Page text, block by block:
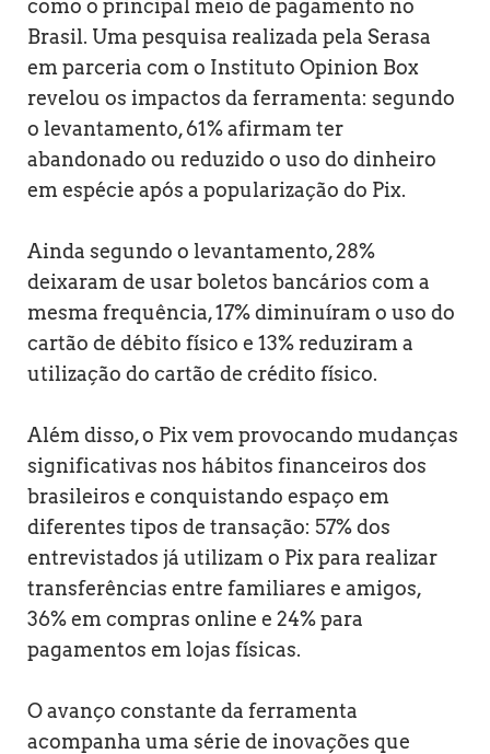
como o principal meio de pagamento no
Brasil. Uma pesquisa realizada pela Serasa
em parceria com o Instituto Opinion Box
revelou os impactos da ferramenta: segundo
o levantamento, 61% afirmam ter
abandonado ou reduzido o uso do dinheiro
em espécie após a popularização do Pix.
Ainda segundo o levantamento, 28%
deixaram de usar boletos bancários com a
mesma frequência, 17% diminuíram o uso do
cartão de débito físico e 13% reduziram a
utilização do cartão de crédito físico.
Além disso, o Pix vem provocando mudanças
significativas nos hábitos financeiros dos
brasileiros e conquistando espaço em
diferentes tipos de transação: 57% dos
entrevistados já utilizam o Pix para realizar
transferências entre familiares e amigos,
36% em compras online e 24% para
pagamentos em lojas físicas.
O avanço constante da ferramenta
acompanha uma série de inovações que